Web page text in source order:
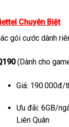
Chuyên Biệt
gói cước dành
(Dành cho
Giá: 190.000đ/
Ưu đãi: 6GB/
Liên Quân